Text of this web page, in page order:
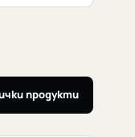
продукти